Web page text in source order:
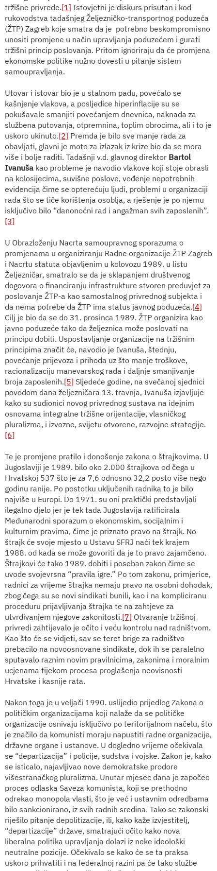
tržišne privrede.[1] Istovjetni je diskurs prisutan i kod
rukovodstva tadašnjeg Željezničko-transportnog poduzeća
(ŽTP) Zagreb koje smatra da je potrebno beskompromisno
unositi promjene u način upravljanja poduzećem i gurati
tržišni princip poslovanja. Pritom ignoriraju da će promjena
ekonomske politike nužno dovesti u pitanje sistem
samoupravljanja.
Utovar i istovar bio je u stalnom padu, povećalo se
kašnjenje vlakova, a posljedice hiperinflacije su se
pokušavale smanjiti povećanjem dnevnica, naknada za
službena putovanja, otpremnina, toplim obrocima, ali i to je
uskoro ukinuto.[2] Premda je bilo sve manje rada za
obavljati, glavni je moto za izlazak iz krize bio da se mora
više i bolje raditi. Tadašnji v.d. glavnog direktor Bartol
Ivanuša kao probleme je navodio vlakove koji stoje obrasli
na kolosijecima, suvišne poslove, vođenje nepotrebnih
evidencija čime se opterećuju ljudi, problemi u organizaciji
rada što se tiče korištenja osoblja, a rješenje je po njemu
isključivo bilo “danonoćni rad i angažman svih zaposlenih”.
[3]
U Obrazloženju Nacrta samoupravnog sporazuma o
promjenama u organiziranju Radne organizacije ŽTP Zagreb
i Nacrtu statuta objavljenim u kolovozu 1989. u listu
Željezničar, smatralo se da je sklapanjem društvenog
dogovora o financiranju infrastrukture stvoren preduvjet za
poslovanje ŽTP-a kao samostalnog privrednog subjekta i
da nema potrebe da ŽTP ima status javnog poduzeća.[4]
Cilj je bio da se do 31. prosinca 1989. ŽTP organizira kao
javno poduzeće tako da željeznica može poslovati na
principu dobiti. Uspostavljanje organizacije na tržišnim
principima značit će, navodio je Ivanuša, štednju,
povećanje prijevoza i prihoda uz što manje troškove,
racionalizaciju manevarskog rada i daljnje smanjivanje
broja zaposlenih.[5] Sljedeće godine, na svečanoj sjednici
povodom dana željezničara 13. travnja, Ivanuša izjavljuje
kako su sudionici novog privrednog sustava na idejnim
osnovama integralne tržišne orijentacije, vlasničkog
pluralizma, i izvozne, svijetu otvorene, razvojne strategije.
[6]
Te je promjene pratilo i donošenje zakona o štrajkovima. U
Jugoslaviji je 1989. bilo oko 2.000 štrajkova od čega u
Hrvatskoj 537 što je za 7,6 odnosno 32,2 posto više nego
godinu ranije. Po postotku uključenih radnika to je bilo
najviše u Europi. Do 1971. su oni praktički predstavljali
ilegalno djelo jer je tek tada Jugoslavija ratificirala
Međunarodni sporazum o ekonomskim, socijalnim i
kulturnim pravima, čime je priznato pravo na štrajk. No
štrajk će svoje mjesto u Ustavu SFRJ naći tek krajem
1988. od kada se može govoriti da je to pravo zajamčeno.
Štrajkovi će tako 1989. dobiti i poseban zakon čime se
uvode svojevrsna “pravila igre.” Po tom zakonu, primjerice,
radnici za vrijeme štrajka nemaju pravo na osobni dohodak,
zbog čega su se novi sindikati bunili, kao i na kompliciranu
proceduru prijavljivanja štrajka te na zahtjeve za
utvrđivanjem njegove zakonitosti.[7] Otvaranje tržišnoj
privredi zahtijevalo je očito i veću kontrolu nad radništvom.
Kao što će se vidjeti, sav se teret brige za radništvo
prebacilo na novoosnovane sindikate, dok ih se paralelno
sputavalo raznim novim pravilnicima, zakonima i moralnim
ucjenama tijekom procesa proglašenja neovisnosti
Hrvatske i kasnije rata.
Nakon toga je u veljači 1990. uslijedio prijedlog Zakona o
političkim organizacijama koji nalaže da se političke
organizacije osnivaju isključivo po teritorijalnom načelu, što
je značilo da komunisti moraju napustiti radne organizacije,
državne organe i ustanove. U dogledno vrijeme očekivala
se “departizacija” i policije, sudstva i vojske. Zakon je, kako
se isticalo, najavljivao nove demokratske prodore
višestranačkog pluralizma. Unutar mjesec dana je započeo
proces odlaska Saveza komunista, koji se prethodno
odrekao monopola vlasti, što je već i ustavnim odredbama
bilo sankcionirano, iz svih radnih sredina. Tako se zakonski
riješilo pitanje depolitizacije, ili, kako kaže izvjestitelj,
“departizacije” države, smatrajući očito kako nova
liberalna politika upravljanja dolazi iz neke ideološki
neutralne pozicije. Očekivalo se kako će se ta praksa
uskoro prihvatiti i na federalnoj razini pa će tako službe